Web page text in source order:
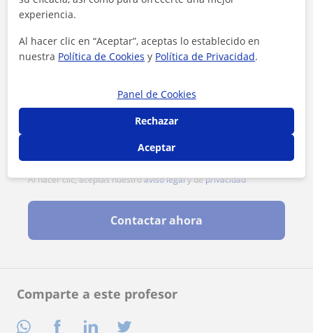
Comparte a este profesor
Al hacer clic, aceptas nuestroaviso legaly deprivacidad
Contactar ahora
experiencia.
Al hacer clic en “Aceptar”, aceptas lo establecido en
nuestra Política de Cookies y Política de Privacidad.
Panel de Cookies
Rechazar
Aceptar